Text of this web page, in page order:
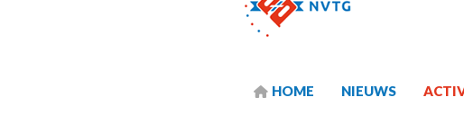
HOME NIEUWS